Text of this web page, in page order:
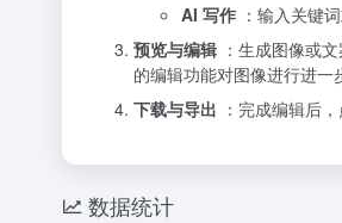
AI 写作 ：输入关键
预览与编辑 ：生成图像或
的编辑功能对图像进行进一
下载与导出 ：完成编辑后
数据统计